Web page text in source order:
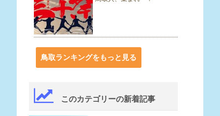
鳥取ランキングをもっと見る
このカテゴリーの新着記事